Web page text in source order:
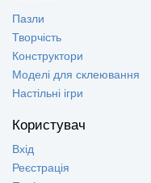
Пазли
Творчість
Конструктори
Моделі для склеювання
Настільні ігри
Користувач
Вхід
Реєстрація